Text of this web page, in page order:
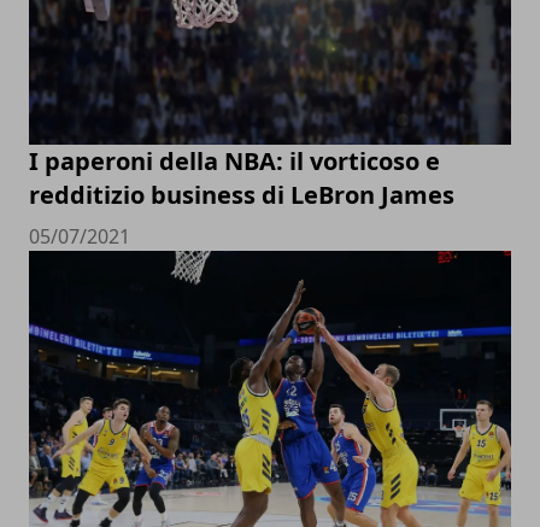
I paperoni della NBA: il vorticoso e
redditizio business di LeBron James
05/07/2021